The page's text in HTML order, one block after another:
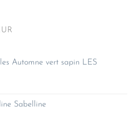
Automne vert sapin LES
Sabelline